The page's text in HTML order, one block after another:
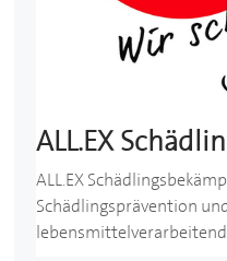
ALL.EX
ALL.EX
Schädlingsprävention